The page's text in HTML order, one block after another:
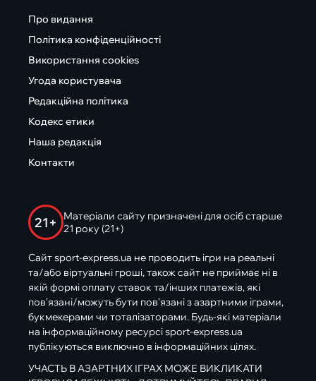
Про видання
Політика конфіденційності
Використання cookies
Угода користувача
Редакційна політика
Кодекс етики
Наша редакція
Контакти
21+
Матеріали сайту призначені для осіб старше
21 року (21+)
Сайт sport-express.ua не проводить ігри на реальні
та/або віртуальні гроші, також сайт не приймає ні в
якій формі оплату ставок та/інших платежів, які
пов’язані/можуть бути пов’язані з азартними іграми,
букмекерами чи тоталізаторами. Будь-які матеріали
на інформаційному ресурсі sport-express.ua
публікуються виключно в інформаційних цілях.
УЧАСТЬ В АЗАРТНИХ ІГРАХ МОЖЕ ВИКЛИКАТИ